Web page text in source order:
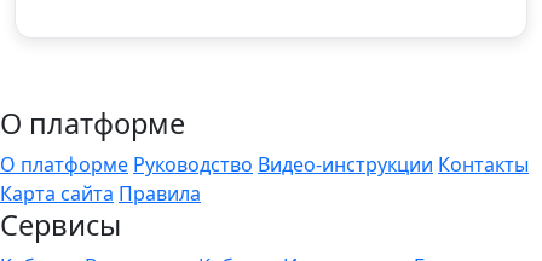
О платформе
О платформе Руководство Видео-инструкции Контакты
Карта сайта Правила
Сервисы